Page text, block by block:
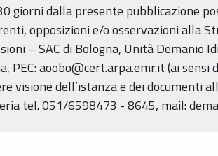
giorni dalla presente pubblicazione
opposizioni e/o osservazioni alla
– SAC di Bologna, Unità Demanio
PEC: aoobo@cert.arpa.emr.it (ai
visione dell’istanza e dei documenti
tel. 051/6598473 - 8645, mail: